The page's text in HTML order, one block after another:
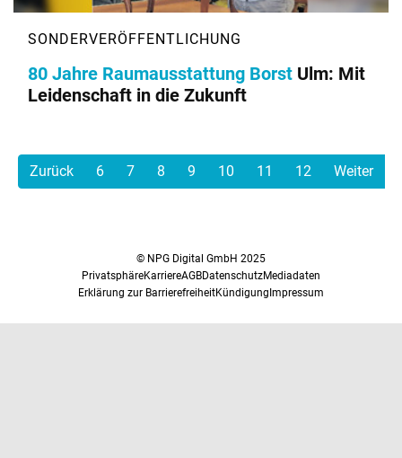
80 Jahre Raumausstattung Borst Ulm: Mit
Leidenschaft in die Zukunft
Zurück 6 7 8 9 10 11 12 Weiter
© NPG Digital GmbH 2025
PrivatsphäreKarriereAGBDatenschutzMediadaten
Erklärung zur BarrierefreiheitKündigungImpressum